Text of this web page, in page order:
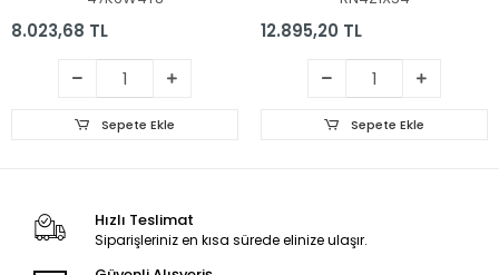
8.023,68 TL
Sepete Ekle
12.895,20 TL
Sepete Ekle
Hızlı Teslimat
Siparişleriniz en kısa sürede elinize ulaşır.